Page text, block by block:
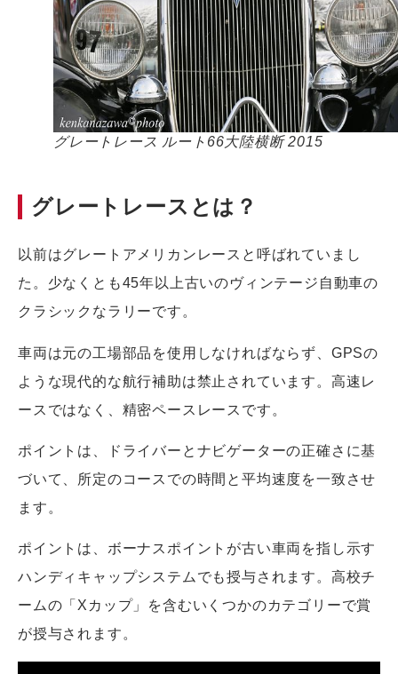
グレートレース ルート66大陸横断 2015
グレートレースとは？
以前はグレートアメリカンレースと呼ばれていまし
た。少なくとも45年以上古いのヴィンテージ自動車の
クラシックなラリーです。
車両は元の工場部品を使用しなければならず、GPSの
ような現代的な航行補助は禁止されています。高速レ
ースではなく、精密ペースレースです。
ポイントは、ドライバーとナビゲーターの正確さに基
づいて、所定のコースでの時間と平均速度を一致させ
ます。
ポイントは、ボーナスポイントが古い車両を指し示す
ハンディキャップシステムでも授与されます。高校チ
ームの「Xカップ」を含むいくつかのカテゴリーで賞
が授与されます。